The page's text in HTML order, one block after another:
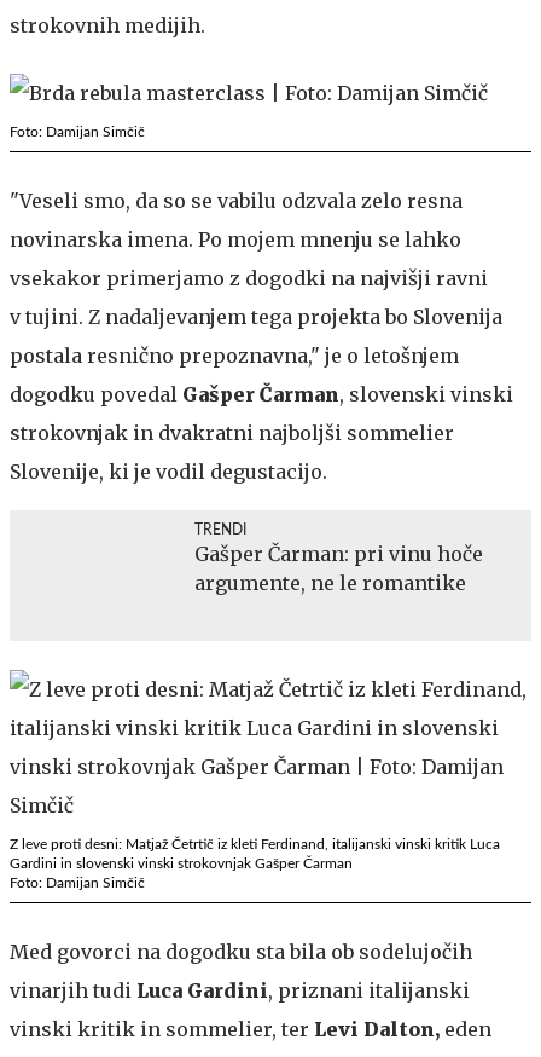
strokovnih medijih.
Foto: Damijan Simčič
"Veseli smo, da so se vabilu odzvala zelo resna
novinarska imena. Po mojem mnenju se lahko
vsekakor primerjamo z dogodki na najvišji ravni
v tujini. Z nadaljevanjem tega projekta bo Slovenija
postala resnično prepoznavna," je o letošnjem
dogodku povedal Gašper Čarman, slovenski vinski
strokovnjak in dvakratni najboljši sommelier
Slovenije, ki je vodil degustacijo.
TRENDI
Gašper Čarman: pri vinu hoče
argumente, ne le romantike
Z leve proti desni: Matjaž Četrtič iz kleti Ferdinand, italijanski vinski kritik Luca
Gardini in slovenski vinski strokovnjak Gašper Čarman
Foto: Damijan Simčič
Med govorci na dogodku sta bila ob sodelujočih
vinarjih tudi Luca Gardini, priznani italijanski
vinski kritik in sommelier, ter Levi Dalton, eden